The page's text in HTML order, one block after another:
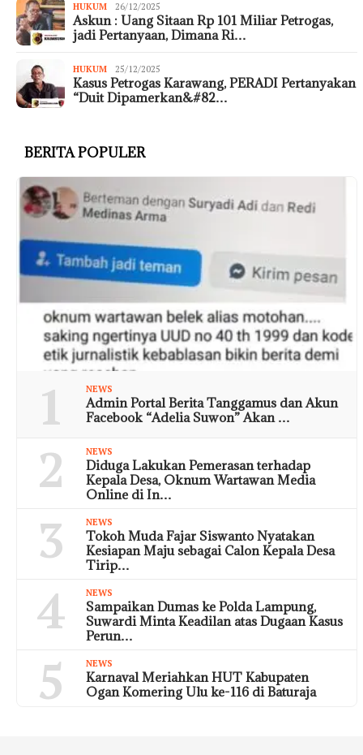
HUKUM 26/12/2025
Askun : Uang Sitaan Rp 101 Miliar Petrogas,
jadi Pertanyaan, Dimana Ri…
HUKUM 25/12/2025
Kasus Petrogas Karawang, PERADI Pertanyakan
“Duit Dipamerkan&#82…
BERITA POPULER
1 NEWS
Admin Portal Berita Tanggamus dan Akun
Facebook “Adelia Suwon” Akan …
2 NEWS
Diduga Lakukan Pemerasan terhadap
Kepala Desa, Oknum Wartawan Media
Online di In…
3 NEWS
Tokoh Muda Fajar Siswanto Nyatakan
Kesiapan Maju sebagai Calon Kepala Desa
Tirip…
4 NEWS
Sampaikan Dumas ke Polda Lampung,
Suwardi Minta Keadilan atas Dugaan Kasus
Perun…
5 NEWS
Karnaval Meriahkan HUT Kabupaten
Ogan Komering Ulu ke-116 di Baturaja